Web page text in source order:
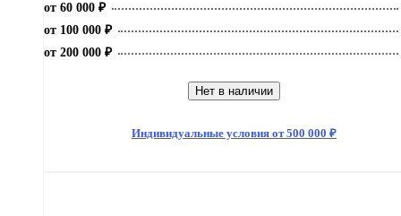
от 60 000 ₽
от 100 000 ₽
от 200 000 ₽
Нет в наличии
Индивидуальные условия от 500 000 ₽